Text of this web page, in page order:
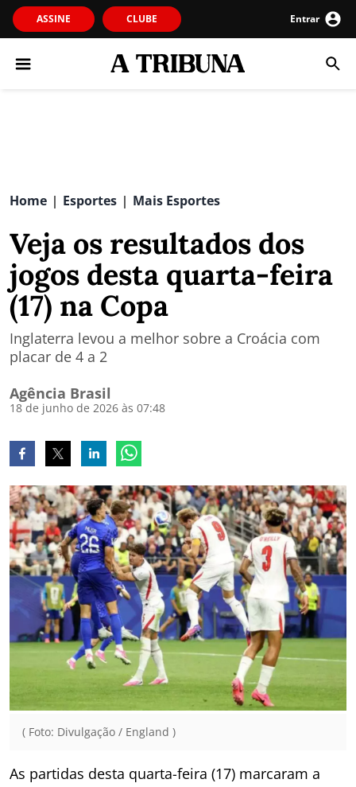
ASSINE CLUBE Entrar
Home | Esportes | Mais Esportes
Veja os resultados dos
jogos desta quarta-feira
(17) na Copa
Inglaterra levou a melhor sobre a Croácia com
placar de 4 a 2
Agência Brasil
18 de junho de 2026 às 07:48
( Foto: Divulgação / England )
As partidas desta quarta-feira (17) marcaram a